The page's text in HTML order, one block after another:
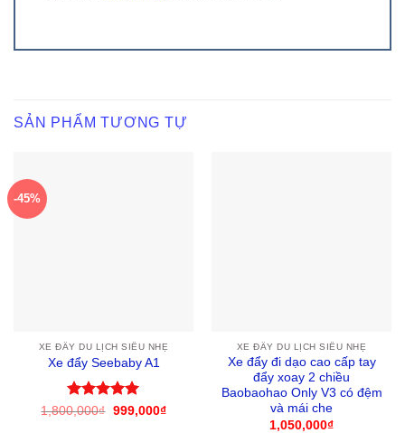
SẢN PHẨM TƯƠNG TỰ
-45%
XE ĐẨY DU LỊCH SIÊU NHẸ
Xe đẩy Seebaby A1
Được xếp
1,800,000₫ Giá
999,000₫Giá
XE ĐẨY DU LỊCH SIÊU NHẸ
Xe đẩy đi dạo cao cấp tay
đẩy xoay 2 chiều
Baobaohao Only V3 có đệm
và mái che
1,050,000₫